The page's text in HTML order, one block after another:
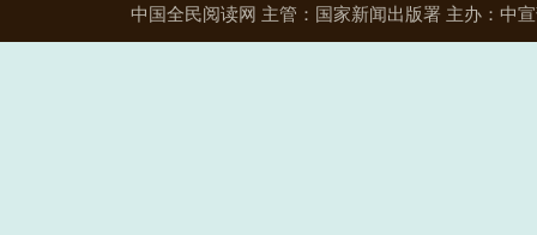
中国全民阅读网 主管：国家新闻出版署 主办：中